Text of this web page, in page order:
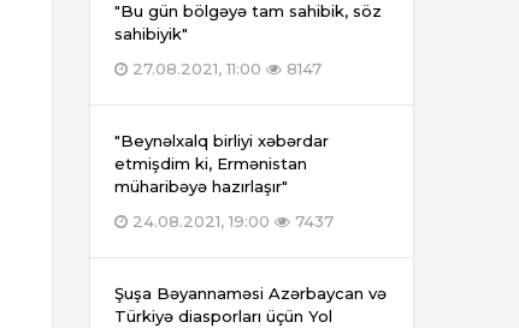
"Bu gün bölgəyə tam sahibik, söz
sahibiyik"
27.08.2021, 11:00
8147
"Beynəlxalq birliyi xəbərdar
etmişdim ki, Ermənistan
müharibəyə hazırlaşır"
24.08.2021, 19:00
7437
Şuşa Bəyannaməsi Azərbaycan və
Türkiyə diasporları üçün Yol